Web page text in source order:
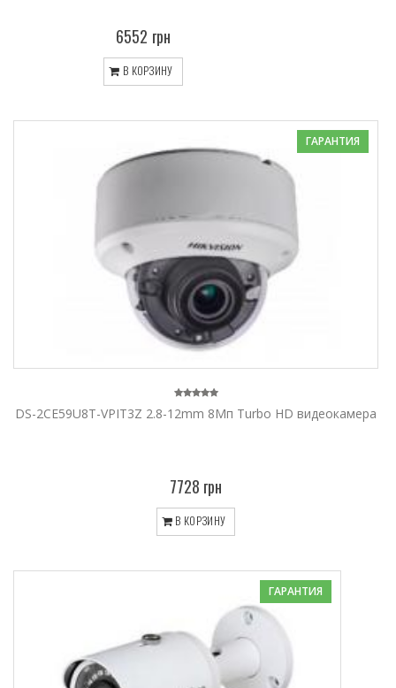
6552 грн
В КОРЗИНУ
ГАРАНТИЯ
DS-2CE59U8T-VPIT3Z 2.8-12mm 8Мп Turbo HD видеокамера
7728 грн
В КОРЗИНУ
ГАРАНТИЯ